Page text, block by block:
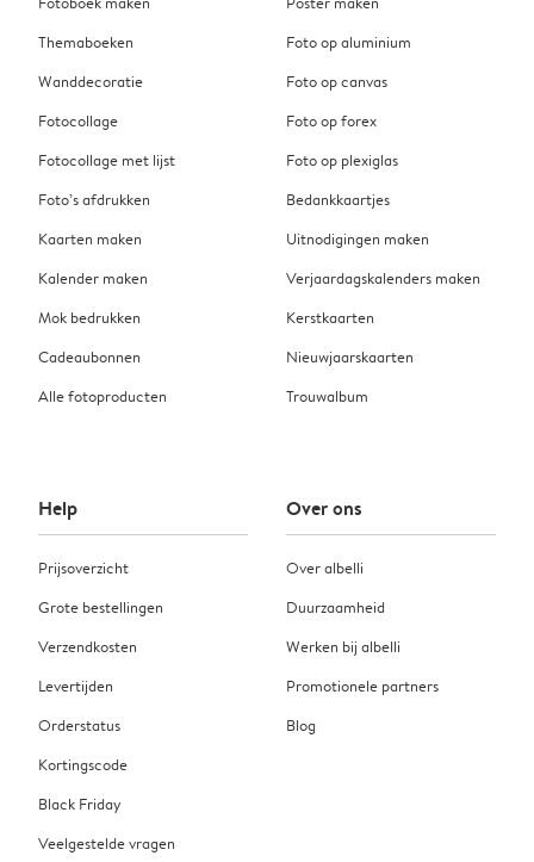
Themaboeken
Wanddecoratie
Fotocollage
Fotocollage met lijst
Foto’s afdrukken
Kaarten maken
Kalender maken
Mok bedrukken
Cadeaubonnen
Alle fotoproducten
Foto op aluminium
Foto op canvas
Foto op forex
Foto op plexiglas
Bedankkaartjes
Uitnodigingen maken
Verjaardagskalenders maken
Kerstkaarten
Nieuwjaarskaarten
Trouwalbum
Help
Prijsoverzicht
Grote bestellingen
Verzendkosten
Levertijden
Orderstatus
Kortingscode
Black Friday
Veelgestelde vragen
Over ons
Over albelli
Duurzaamheid
Werken bij albelli
Promotionele partners
Blog